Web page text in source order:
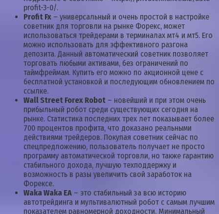
profit-3-0/.
Profit Fx – универсальный и очень простой в настройке
советник для торговли на рынке Форекс, может
использоваться трейдерами в терминалах мт4 и мт5. Его
можно использовать для эффективного разгона
депозита. Данный автоматический советник позволяет
торговать любыми активами, без ограничений по
таймфреймам. Купить его можно по акционной цене с
бесплатной установкой и последующим обновлением по
ссылке.
Wall Street Forex Robot – новейший и при этом очень
прибыльный робот среди существующих сегодня на
рынке. Статистика последних трех лет показывает более
700 процентов профита, что доказано реальными
действиями трейдеров. Покупая советник сейчас по
спецпредложению, пользователь получает не просто
программу автоматической торговли, но также гарантию
стабильного дохода, лучшую техподдержку и
возможность в разы увеличить свой заработок на
Форексе.
Waka Waka EA – это стабильный за всю историю
автотрейдинга и мультивалютный робот с самым лучшим
показателем равномерной доходности. Минимальный